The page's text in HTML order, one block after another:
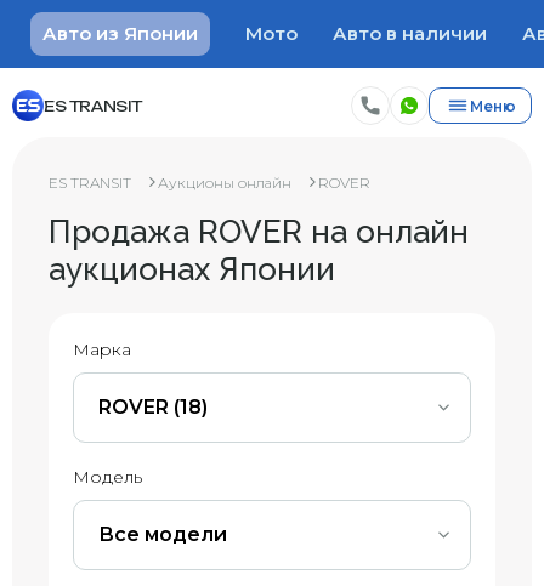
Авто из Японии Мото Авто в наличии
ES TRANSIT Меню
ES TRANSIT Аукционы онлайн ROVER
Продажа ROVER на онлайн
аукционах Японии
Марка
ROVER (18)
Модель
Все модели